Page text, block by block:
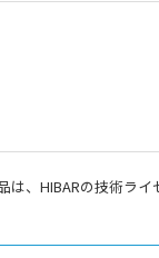
、HIBARの技術ライ